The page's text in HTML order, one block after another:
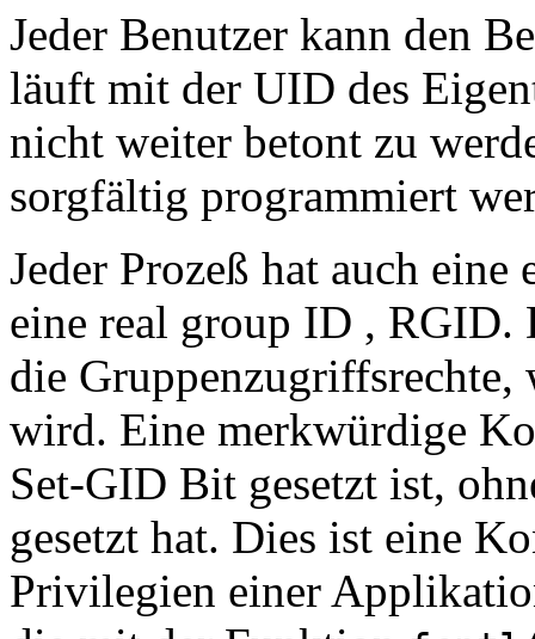
Jeder Benutzer kann den
läuft mit der UID des
nicht weiter betont zu
sorgfältig programmiert
Jeder Prozeß hat auch
eine real group ID , RGID.
die Gruppenzugriffsrechte,
wird. Eine merkwürdige
Set-GID Bit gesetzt ist,
gesetzt hat. Dies ist eine
Privilegien einer